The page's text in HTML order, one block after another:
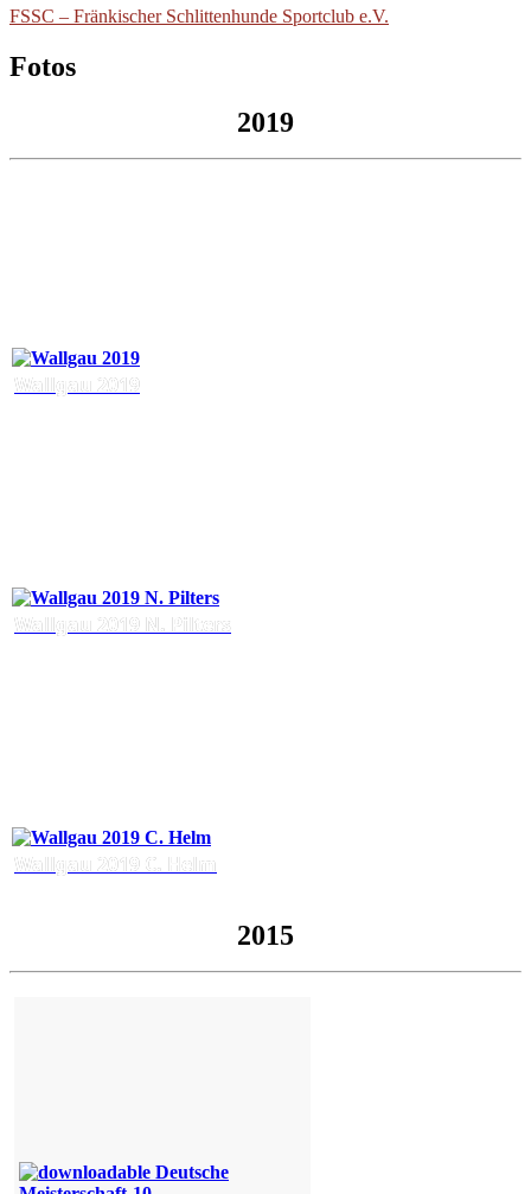
FSSC – Fränkischer Schlittenhunde Sportclub e.V.
Fotos
2019
Wallgau 2019
Wallgau 2019 N. Pilters
Wallgau 2019 C. Helm
2015